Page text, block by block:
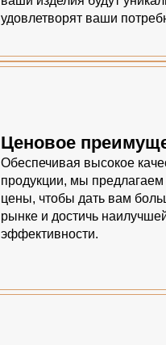
удовлетворят ваши
Ценовое
Обеспечивая высокое
продукции, мы
цены, чтобы дать вам
рынке и достичь
эффективности.